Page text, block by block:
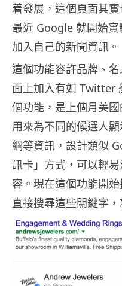
着發展，這個頁面其
最近 Google 就開始
加入自己的新聞資訊。
這個功能容許品牌、
面上加入有如 Twitter
個功能，是上個月美
用來為不同的候選人
綱等資訊，設計類似
訊卡」方式，可以輕
容。現在這個功能開
直接搜尋這些關鍵字